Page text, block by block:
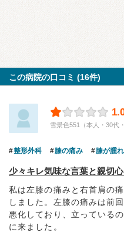
この病院の口コミ (16件)
雪景色551（本人・30代
整形外科 膝の痛み 膝が腫
少々キレ気味な言葉と親切
私は左膝の痛みと右首肩の
しました。左膝の痛みは前
悪化しており、立っている
に来ました。